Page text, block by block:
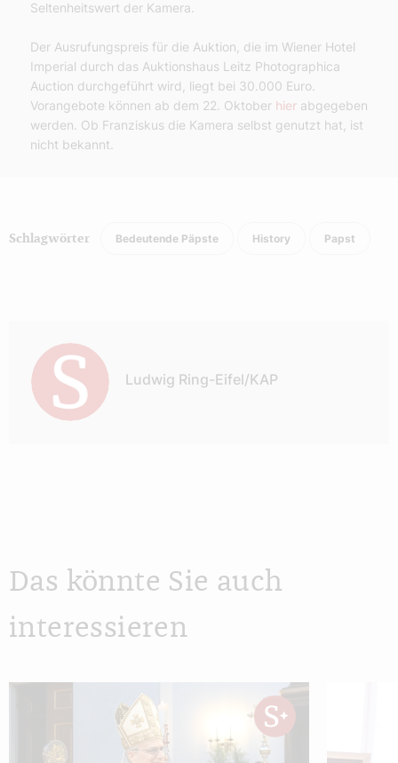
Seltenheitswert der Kamera.
Der Ausrufungspreis für die Auktion, die im Wiener Hotel
Imperial durch das Auktionshaus Leitz Photographica
Auction durchgeführt wird, liegt bei 30.000 Euro.
Vorangebote können ab dem 22. Oktober hier abgegeben
werden. Ob Franziskus die Kamera selbst genutzt hat, ist
nicht bekannt.
Schlagwörter Bedeutende Päpste History Papst
Ludwig Ring-Eifel/KAP
Das könnte Sie auch
interessieren